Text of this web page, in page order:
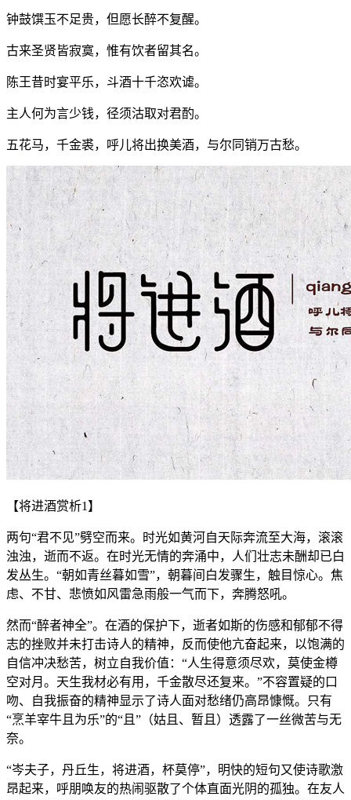
钟鼓馔玉不足贵，但愿长醉不复醒。
古来圣贤皆寂寞，惟有饮者留其名。
陈王昔时宴平乐，斗酒十千恣欢谑。
主人何为言少钱，径须沽取对君酌。
五花马，千金裘，呼儿将出换美酒，与尔同销万古愁。
【将进酒赏析1】
两句“君不见”劈空而来。时光如黄河自天际奔流至大海，滚滚
浊浊，逝而不返。在时光无情的奔涌中，人们壮志未酬却已白
发丛生。“朝如青丝暮如雪”，朝暮间白发骤生，触目惊心。焦
虑、不甘、悲愤如风雷急雨般一气而下，奔腾怒吼。
然而“醉者神全”。在酒的保护下，逝者如斯的伤感和郁郁不得
志的挫败并未打击诗人的精神，反而使他亢奋起来，以饱满的
自信冲决愁苦，树立自我价值：“人生得意须尽欢，莫使金樽
空对月。天生我材必有用，千金散尽还复来。”不容置疑的口
吻、自我振奋的精神显示了诗人面对愁绪仍高昂慷慨。只有
“烹羊宰牛且为乐”的“且”（姑且、暂且）透露了一丝微苦与无
奈。
“岑夫子，丹丘生，将进酒，杯莫停”，明快的短句又使诗歌激
昂起来，呼朋唤友的热闹驱散了个体直面光阴的孤独。在友人